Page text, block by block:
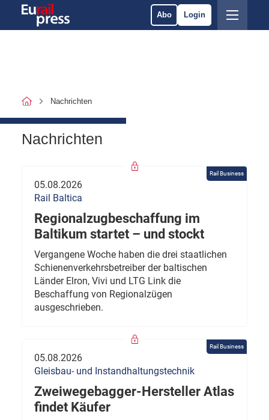
Abo Login
Nachrichten
Nachrichten
Rail Business
05.08.2026
Rail Baltica
Regionalzugbeschaffung im
Baltikum startet – und stockt
Vergangene Woche haben die drei staatlichen
Schienenverkehrsbetreiber der baltischen
Länder Elron, Vivi und LTG Link die
Beschaffung von Regionalzügen
ausgeschrieben.
Rail Business
05.08.2026
Gleisbau- und Instandhaltungstechnik
Zweiwegebagger-Hersteller Atlas
findet Käufer